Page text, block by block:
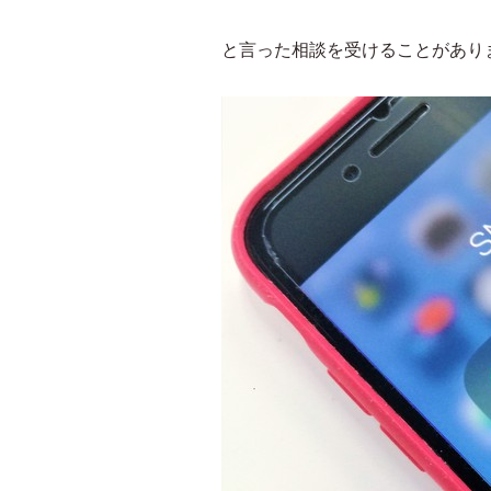
と言った相談を受けることがあり